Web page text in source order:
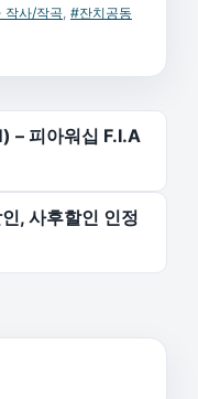
작사/작곡, #잔치공동
– 피아워십 F.I.A
, 사후할인 인정